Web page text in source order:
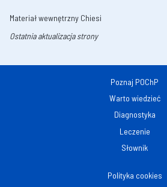
Materiał wewnętrzny Chiesi
Ostatnia aktualizacja strony
Poznaj POChP
Warto wiedzieć
Diagnostyka
Leczenie
Słownik
Polityka cookies